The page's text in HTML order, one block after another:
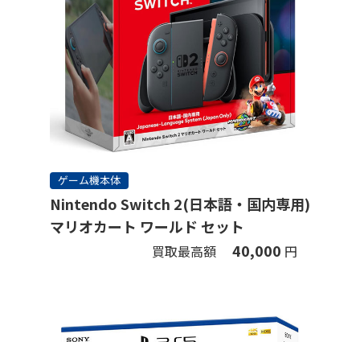
ゲーム機本体
Nintendo Switch 2(日本語・国内専用)
マリオカート ワールド セット
買取最高額 40,000 円